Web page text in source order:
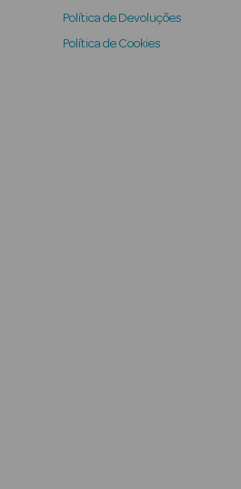
Política de Devoluções
Política de Cookies